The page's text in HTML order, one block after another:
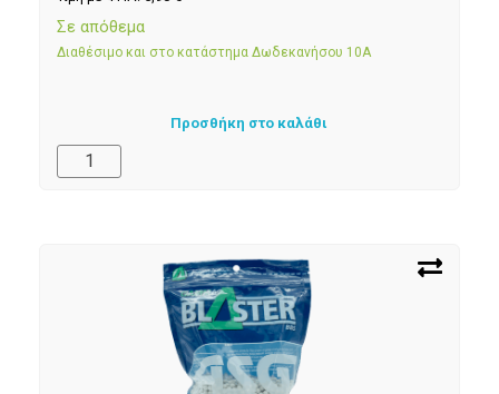
Σε απόθεμα
Διαθέσιμο και στο κατάστημα Δωδεκανήσου 10Α
Προσθήκη στο καλάθι